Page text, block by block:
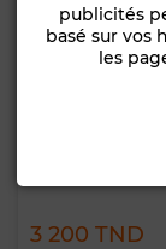
3 200 TND
publicités
basé sur vos
les